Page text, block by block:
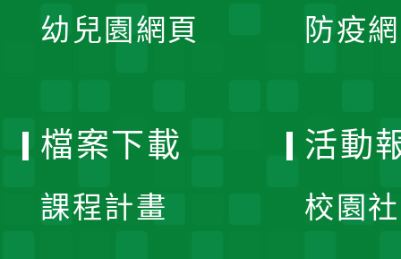
幼兒園網頁 防疫
檔案下載
課程計畫
活動
校園